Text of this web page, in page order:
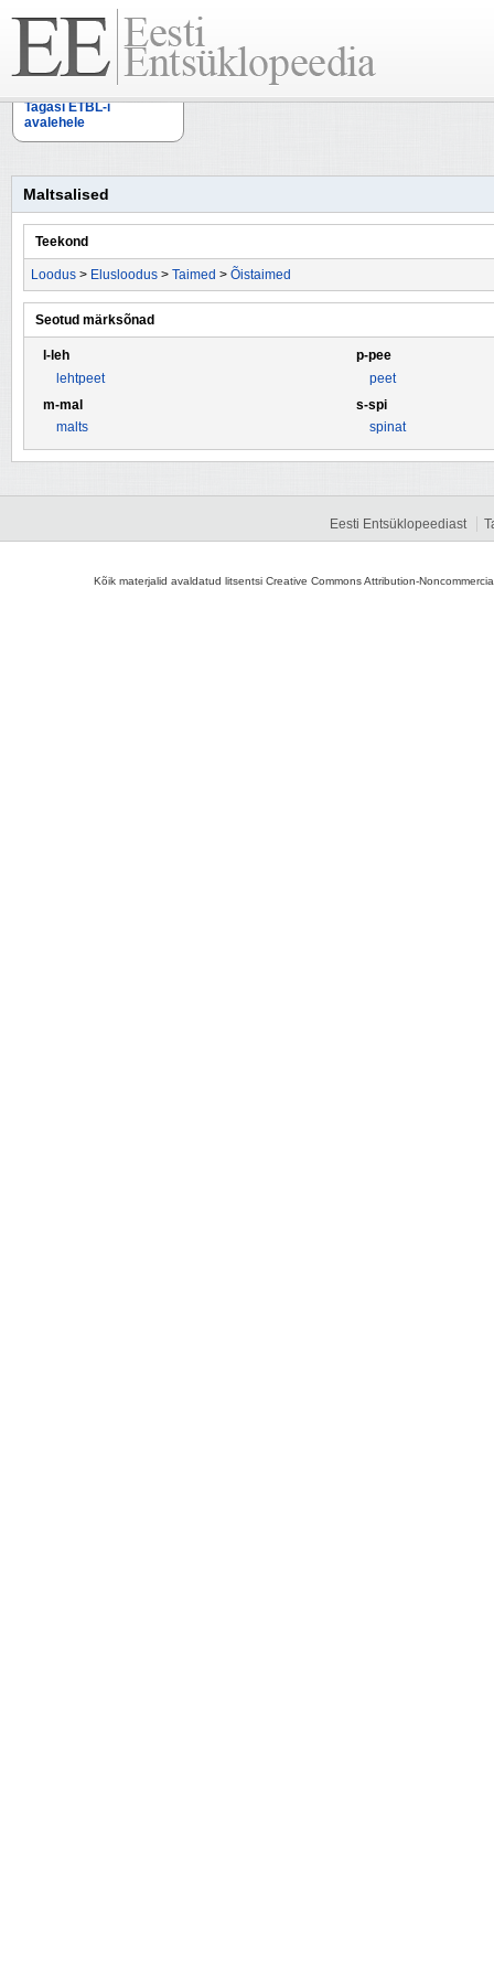
Tagasi ETBL-i
avalehele
Maltsalised
Teekond
Loodus > Elusloodus > Taimed > Õistaimed
Seotud märksõnad
l-leh
lehtpeet
m-mal
malts
p-pee
peet
s-spi
spinat
Eesti Entsüklopeediast
Kõik materjalid avaldatud litsentsi Creative Commons Attribution-